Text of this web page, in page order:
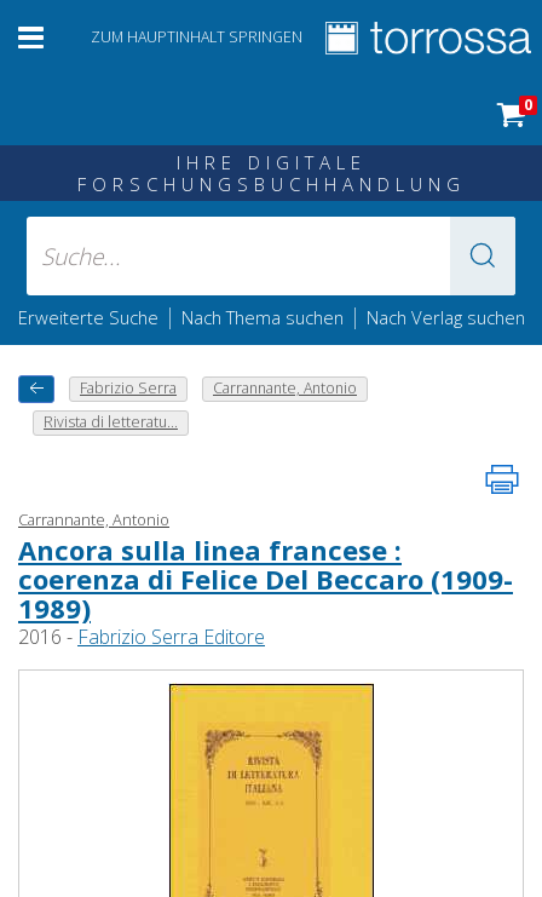
ZUM HAUPTINHALT SPRINGEN
0
IHRE DIGITALE
FORSCHUNGSBUCHHANDLUNG
Erweiterte Suche | Nach Thema suchen | Nach Verlag suchen
Fabrizio Serra
Carrannante, Antonio
Rivista di letteratu...
Carrannante, Antonio
Ancora sulla linea francese :
coerenza di Felice Del Beccaro (1909-
1989)
2016 - Fabrizio Serra Editore